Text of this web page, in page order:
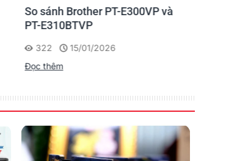
So sánh Brother PT-E300VP và
PT-E310BTVP
322
15/01/2026
Đọc thêm